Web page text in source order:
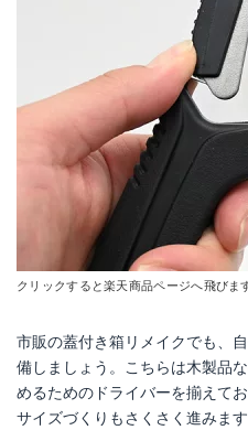
クリックすると楽天商品ページへ飛びま
市販の蓋付き箱リメイクでも、
備しましょう。こちらは木製品
めるためのドライバーを揃えて
サイズづくりもさくさく進みます